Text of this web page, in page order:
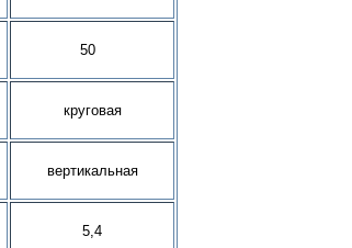
50
круговая
вертикальная
5,4